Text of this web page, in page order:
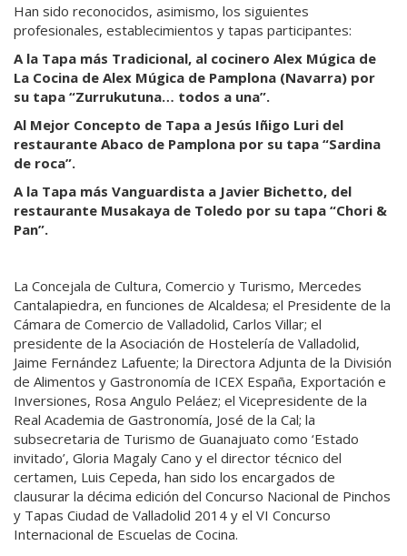
Han sido reconocidos, asimismo, los siguientes
profesionales, establecimientos y tapas participantes:
A la Tapa más Tradicional, al cocinero Alex Múgica de
La Cocina de Alex Múgica de Pamplona (Navarra) por
su tapa “Zurrukutuna… todos a una”.
Al Mejor Concepto de Tapa a Jesús Iñigo Luri del
restaurante Abaco de Pamplona por su tapa “Sardina
de roca”.
A la Tapa más Vanguardista a Javier Bichetto, del
restaurante Musakaya de Toledo por su tapa “Chori &
Pan”.
La Concejala de Cultura, Comercio y Turismo, Mercedes
Cantalapiedra, en funciones de Alcaldesa; el Presidente de la
Cámara de Comercio de Valladolid, Carlos Villar; el
presidente de la Asociación de Hostelería de Valladolid,
Jaime Fernández Lafuente; la Directora Adjunta de la División
de Alimentos y Gastronomía de ICEX España, Exportación e
Inversiones, Rosa Angulo Peláez; el Vicepresidente de la
Real Academia de Gastronomía, José de la Cal; la
subsecretaria de Turismo de Guanajuato como ‘Estado
invitado’, Gloria Magaly Cano y el director técnico del
certamen, Luis Cepeda, han sido los encargados de
clausurar la décima edición del Concurso Nacional de Pinchos
y Tapas Ciudad de Valladolid 2014 y el VI Concurso
Internacional de Escuelas de Cocina.